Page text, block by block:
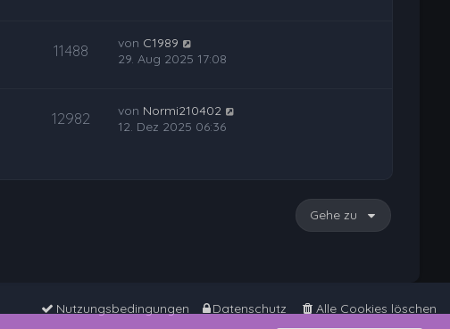
11488 von C1989
29. Aug 2025 17:08
12982 von Normi210402
12. Dez 2025 06:36
Gehe zu
Alle Cookies löschen
Datenschutz
Nutzungsbedingungen